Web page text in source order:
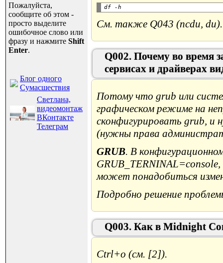
Пожалуйста,
сообщите об этом -
просто выделите
ошибочное слово или
фразу и нажмите Shift
Enter.
Блог одного
Сумасшествия
Светлана,
видеомонтаж
ВКонтакте
Телеграм
См. также Q043 (ncdu, du).
Q002. Почему во время
сервисах и драйверах
Потому что grub или
графическом режиме на
сконфигурировать grub, и
(нужны права
GRUB. В
может понадобиться
Подробно решение
Q003. Как в Midnight
Ctrl+o (см. [2]).